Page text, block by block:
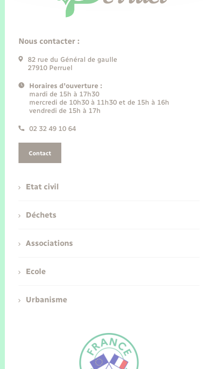
Nous contacter :
82 rue du Général de gaulle
27910 Perruel
Horaires d'ouverture :
mardi de 15h à 17h30
mercredi de 10h30 à 11h30 et de 15h à 16h
vendredi de 15h à 17h
02 32 49 10 64
Contact
Etat civil
Déchets
Associations
Ecole
Urbanisme